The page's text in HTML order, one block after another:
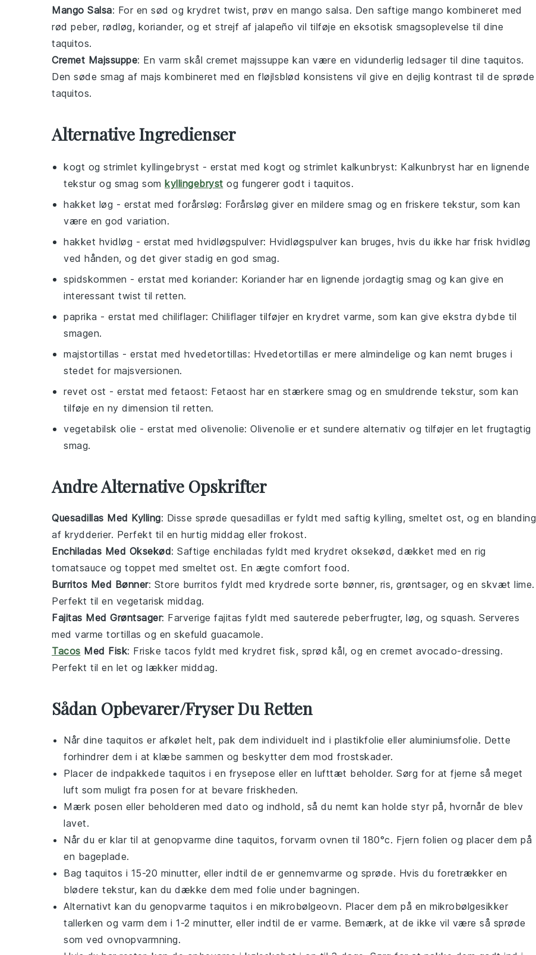
Mango Salsa: For en sød og krydret twist, prøv en mango salsa. Den saftige mango kombineret med
rød peber, rødløg, koriander, og et strejf af jalapeño vil tilføje en eksotisk smagsoplevelse til dine
taquitos.
Cremet Majssuppe: En varm skål cremet majssuppe kan være en vidunderlig ledsager til dine taquitos.
Den søde smag af majs kombineret med en fløjlsblød konsistens vil give en dejlig kontrast til de sprøde
taquitos.
Alternative Ingredienser
kogt og strimlet kyllingebryst - erstat med kogt og strimlet kalkunbryst: Kalkunbryst har en lignende
tekstur og smag som kyllingebryst og fungerer godt i taquitos.
hakket løg - erstat med forårsløg: Forårsløg giver en mildere smag og en friskere tekstur, som kan
være en god variation.
hakket hvidløg - erstat med hvidløgspulver: Hvidløgspulver kan bruges, hvis du ikke har frisk hvidløg
ved hånden, og det giver stadig en god smag.
spidskommen - erstat med koriander: Koriander har en lignende jordagtig smag og kan give en
interessant twist til retten.
paprika - erstat med chiliflager: Chiliflager tilføjer en krydret varme, som kan give ekstra dybde til
smagen.
majstortillas - erstat med hvedetortillas: Hvedetortillas er mere almindelige og kan nemt bruges i
stedet for majsversionen.
revet ost - erstat med fetaost: Fetaost har en stærkere smag og en smuldrende tekstur, som kan
tilføje en ny dimension til retten.
vegetabilsk olie - erstat med olivenolie: Olivenolie er et sundere alternativ og tilføjer en let frugtagtig
smag.
Andre Alternative Opskrifter
Quesadillas Med Kylling: Disse sprøde quesadillas er fyldt med saftig kylling, smeltet ost, og en blanding
af krydderier. Perfekt til en hurtig middag eller frokost.
Enchiladas Med Oksekød: Saftige enchiladas fyldt med krydret oksekød, dækket med en rig
tomatsauce og toppet med smeltet ost. En ægte comfort food.
Burritos Med Bønner: Store burritos fyldt med krydrede sorte bønner, ris, grøntsager, og en skvæt lime.
Perfekt til en vegetarisk middag.
Fajitas Med Grøntsager: Farverige fajitas fyldt med sauterede peberfrugter, løg, og squash. Serveres
med varme tortillas og en skefuld guacamole.
Tacos Med Fisk: Friske tacos fyldt med krydret fisk, sprød kål, og en cremet avocado-dressing.
Perfekt til en let og lækker middag.
Sådan Opbevarer/Fryser Du Retten
Når dine taquitos er afkølet helt, pak dem individuelt ind i plastikfolie eller aluminiumsfolie. Dette
forhindrer dem i at klæbe sammen og beskytter dem mod frostskader.
Placer de indpakkede taquitos i en frysepose eller en lufttæt beholder. Sørg for at fjerne så meget
luft som muligt fra posen for at bevare friskheden.
Mærk posen eller beholderen med dato og indhold, så du nemt kan holde styr på, hvornår de blev
lavet.
Når du er klar til at genopvarme dine taquitos, forvarm ovnen til 180°c. Fjern folien og placer dem på
en bageplade.
Bag taquitos i 15-20 minutter, eller indtil de er gennemvarme og sprøde. Hvis du foretrækker en
blødere tekstur, kan du dække dem med folie under bagningen.
Alternativt kan du genopvarme taquitos i en mikrobølgeovn. Placer dem på en mikrobølgesikker
tallerken og varm dem i 1-2 minutter, eller indtil de er varme. Bemærk, at de ikke vil være så sprøde
som ved ovnopvarmning.